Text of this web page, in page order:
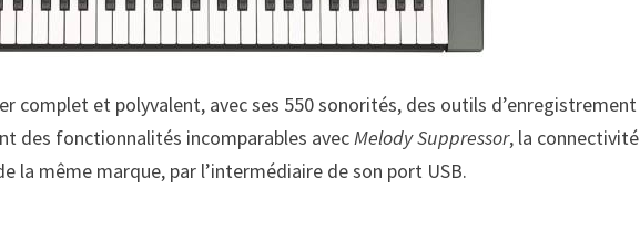
complet et polyvalent, avec ses 550 sonorités, des outils d’enregistrement
des fonctionnalités incomparables avec Melody Suppressor, la connectivité
la même marque, par l’intermédiaire de son port USB.